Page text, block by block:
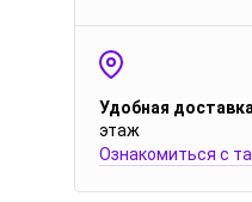
Удобная доставка
этаж
Ознакомиться с